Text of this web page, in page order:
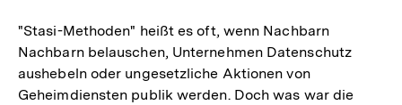
"Stasi-Methoden" heißt es oft, wenn Nachbarn
Nachbarn belauschen, Unternehmen Datenschutz
aushebeln oder ungesetzliche Aktionen von
Geheimdiensten publik werden. Doch was war die